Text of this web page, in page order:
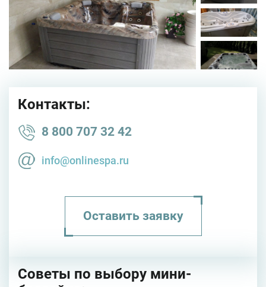
Контакты:
8 800 707 32 42
info@onlinespa.ru
Оставить заявку
Советы по выбору мини-